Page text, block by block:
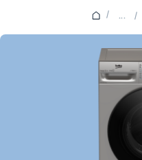
/ ... /